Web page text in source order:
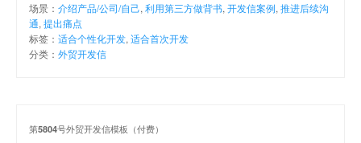
场景： 介绍产品/公司/自己, 利用第三方做背书, 开发信案例, 推进后续沟
通, 提出痛点
标签： 适合个性化开发, 适合首次开发
分类： 外贸开发信
第5804号外贸开发信模板（付费）